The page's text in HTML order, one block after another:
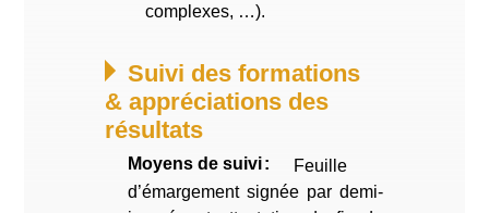
complexes, …).
Suivi des formations
& appréciations des
résultats
Moyens de suivi
Feuille
d’émargement signée par demi-